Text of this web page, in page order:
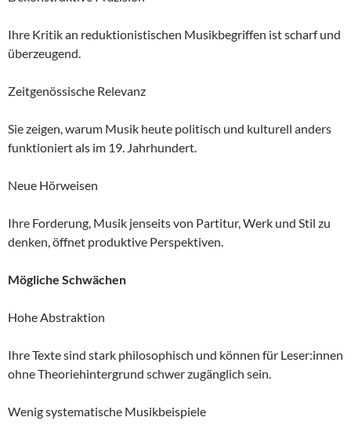
Ihre Kritik an reduktionistischen Musikbegriffen ist scharf und
überzeugend.
Zeitgenössische Relevanz
Sie zeigen, warum Musik heute politisch und kulturell anders
funktioniert als im 19. Jahrhundert.
Neue Hörweisen
Ihre Forderung, Musik jenseits von Partitur, Werk und Stil zu
denken, öffnet produktive Perspektiven.
Mögliche Schwächen
Hohe Abstraktion
Ihre Texte sind stark philosophisch und können für Leser:innen
ohne Theoriehintergrund schwer zugänglich sein.
Wenig systematische Musikbeispiele